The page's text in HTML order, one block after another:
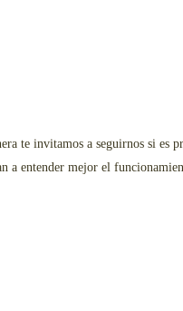
te invitamos a seguirnos si es
a entender mejor el